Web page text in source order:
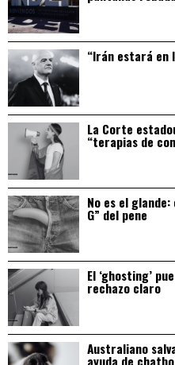
“Irán estará en
La Corte
“terapias de
No es el
G” del pene
El ‘ghosting’
rechazo claro
Australiano
ayuda de